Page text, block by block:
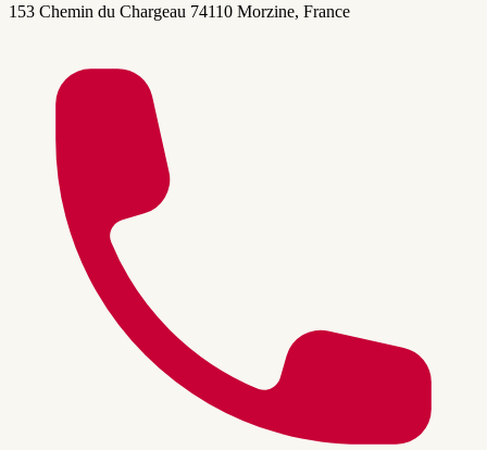
153 Chemin du Chargeau 74110 Morzine, France